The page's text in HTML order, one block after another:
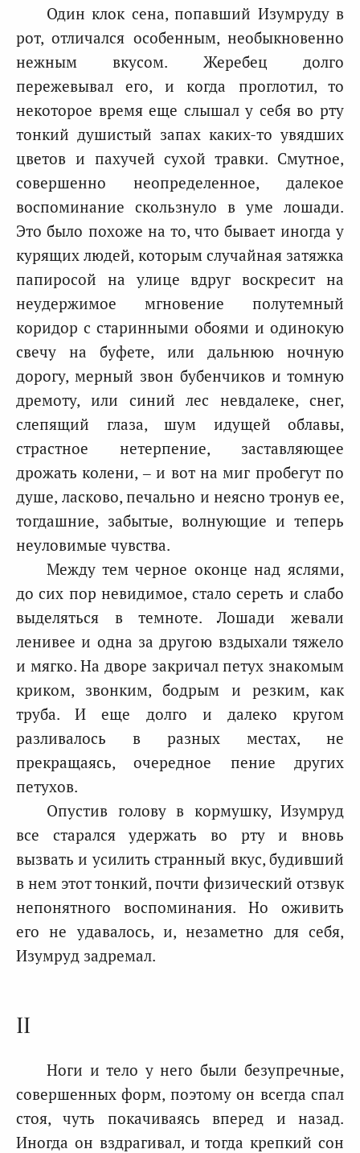
Один клок сена, попавший Изумруду в
рот, отличался особенным, необыкновенно
нежным вкусом. Жеребец долго
пережевывал его, и когда проглотил, то
некоторое время еще слышал у себя во рту
тонкий душистый запах каких-то увядших
цветов и пахучей сухой травки. Смутное,
совершенно неопределенное, далекое
воспоминание скользнуло в уме лошади.
Это было похоже на то, что бывает иногда у
курящих людей, которым случайная затяжка
папиросой на улице вдруг воскресит на
неудержимое мгновение полутемный
коридор с старинными обоями и одинокую
свечу на буфете, или дальнюю ночную
дорогу, мерный звон бубенчиков и томную
дремоту, или синий лес невдалеке, снег,
слепящий глаза, шум идущей облавы,
страстное нетерпение, заставляющее
дрожать колени, – и вот на миг пробегут по
душе, ласково, печально и неясно тронув ее,
тогдашние, забытые, волнующие и теперь
неуловимые чувства.
Между тем черное оконце над яслями,
до сих пор невидимое, стало сереть и слабо
выделяться в темноте. Лошади жевали
ленивее и одна за другою вздыхали тяжело
и мягко. На дворе закричал петух знакомым
криком, звонким, бодрым и резким, как
труба. И еще долго и далеко кругом
разливалось в разных местах, не
прекращаясь, очередное пение других
петухов.
Опустив голову в кормушку, Изумруд
все старался удержать во рту и вновь
вызвать и усилить странный вкус, будивший
в нем этот тонкий, почти физический отзвук
непонятного воспоминания. Но оживить
его не удавалось, и, незаметно для себя,
Изумруд задремал.
II
Ноги и тело у него были безупречные,
совершенных форм, поэтому он всегда спал
стоя, чуть покачиваясь вперед и назад.
Иногда он вздрагивал, и тогда крепкий сон